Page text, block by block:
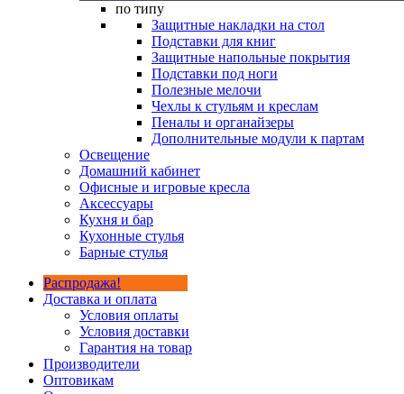
по типу
Защитные накладки на стол
Подставки для книг
Защитные напольные покрытия
Подставки под ноги
Полезные мелочи
Чехлы к стульям и креслам
Пеналы и органайзеры
Дополнительные модули к партам
Освещение
Домашний кабинет
Офисные и игровые кресла
Аксессуары
Кухня и бар
Кухонные стулья
Барные стулья
Распродажа!
Доставка и оплата
Условия оплаты
Условия доставки
Гарантия на товар
Производители
Оптовикам